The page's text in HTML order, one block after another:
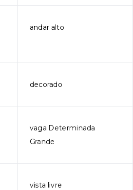
andar alto
decorado
vaga Determinada
Grande
vista livre